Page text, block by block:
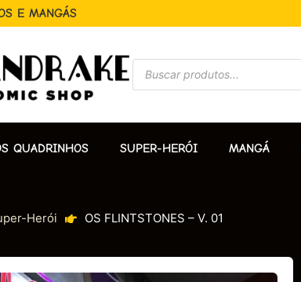
E MANGÁS
QUADRINHOS SUPER-HERÓI MANGÁ
Herói OS FLINTSTONES – V. 01